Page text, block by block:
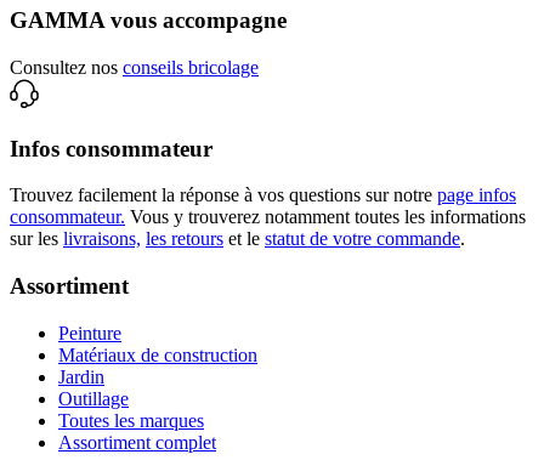
GAMMA vous accompagne
Consultez nos conseils bricolage
Infos consommateur
Trouvez facilement la réponse à vos questions sur notre page infos
consommateur. Vous y trouverez notamment toutes les informations
sur les livraisons, les retours et le statut de votre commande.
Assortiment
Peinture
Matériaux de construction
Jardin
Outillage
Toutes les marques
Assortiment complet